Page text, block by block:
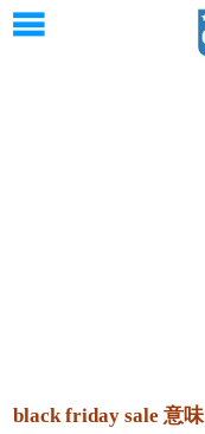
black friday sale 意味